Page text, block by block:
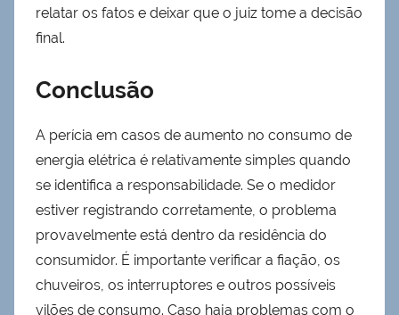
relatar os fatos e deixar que o juiz tome a decisão
final.
Conclusão
A perícia em casos de aumento no consumo de
energia elétrica é relativamente simples quando
se identifica a responsabilidade. Se o medidor
estiver registrando corretamente, o problema
provavelmente está dentro da residência do
consumidor. É importante verificar a fiação, os
chuveiros, os interruptores e outros possíveis
vilões de consumo. Caso haja problemas com o